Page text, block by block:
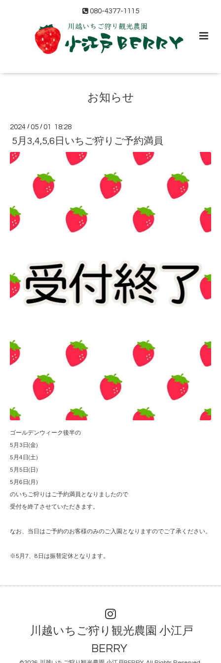
080-4377-1115
お知らせ
2024 /05 /01 18:28
5月3,4,5,6日いちご狩りご予約満員
ゴールデンウィーク後半の
5月3日(金)
5月4日(土)
5月5日(日)
5月6日(月)
のいちご狩りはご予約満員となりましたので
受付を終了させていただきます。
なお、当日はご予約のお客様のみのご入園となりますのでご了承ください。
※5月7、8日は振替定休となります。
川越いちご狩り観光農園 小江戸
BERRY